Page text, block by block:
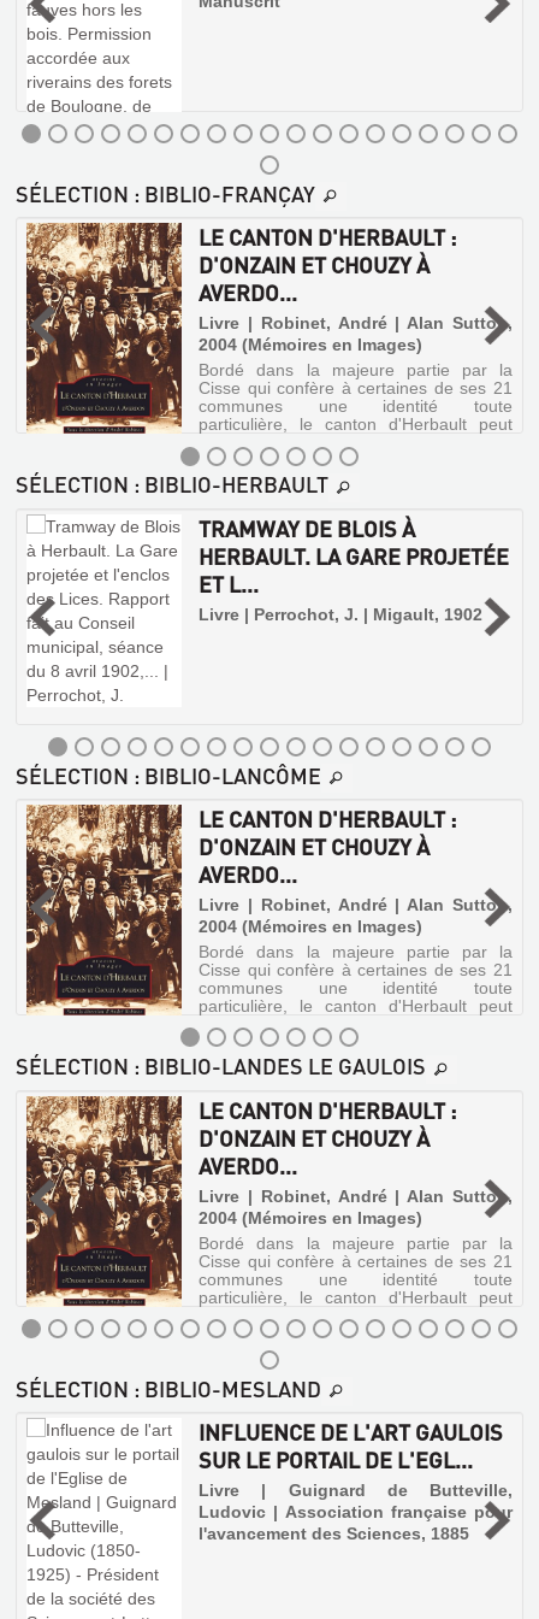
PENSÉE
Livre
|
Robinet,
André
1973
Essais)
LE
LANGAGE
À
L'ÂGE
CLASSIQUE
Livre
|
Robinet,
André
|
Klincksieck,
1978
(Horizons
du
langage)
Peut-
d'un
mot,
deux
qui
se
sont
écoulés
en
s'interrogeant
sur
le
mot
?
Pour
ce
faudrait
le
fin
mot
du
mot.
Signe
d'une
idée,
mais
de
quelle
origine
et
de
nature
est
idée
?
Le
lan...
COMMUNES
DE
FRANCE
:
DICTIONNAIRE
Livre
|
Poitou,
Christian
|
CNRS
Editions,
1997
(Coll.
Paroisses
et
communes
France)
LOIR-
ET-
CHER,
L'ART
ET
NATURE
DE
SES
291
COMMUN...
Livre
|
La
Torre,
Michel
de
1985
de
l'Art
et
de
la
nature)
(CURIEUX)
PORTANT
PERMISSION
DE
DISPOSER
DE
...
Manuscrit
VEILLÉES
DE
TOURAINE
Livre
|
Mahon,
Alfred
|
H
Oudin,
1884
Saint-
Antoine
du
Rocher
;
La
Tour
de
Cordouan
;
Mook
nous
à
la
chasse
trésors.
belles
de
la
région
remontent
à
la
Renaissance,
mais
loin
d'être
figées
dans
montures,
elles
ont
su
sortir
du
cadre
pour
plaire
aux
temps
présents.
A
LES
MYSTÈRES
DU
LOIR-
ET-
CHER
:
[HISTOIRES
Livre
|
Audoux,
Pascal
|
De
Borée,
2015
(Histoire
et
documents)
Un
recueil
d'événements
destins
de
lieux
insolites
mais
également
d'affaires
criminelles
pour
découvrir
la
richesse
Livre
|
Bénard,
Daniel
|
Alan
2002
(Mémoire
en
images)
De
Menars
aux
Grouets
et
des
faubourgs
de
Blois
à
Chapelle-
Vendômoise,
deux
auteurs
nous
emmènent
à
la
découverte
des
villages
des
environs
Blois,
sur
la
droite
de
la
Loire.
MÉMOIRES
DE
SOCIÉTÉ
DES
SCIENCES
ET
LETTRES
DE
...
Livre
|
SÉLECTION : BIBLIO-FRANÇAY
LE CANTON D'HERBAULT :
D'ONZAIN ET CHOUZY À
AVERDO...
Livre | Robinet, André | Alan Sutton,
2004 (Mémoires en Images)
Bordé dans la majeure partie par la
Cisse qui confère à certaines de ses 21
communes une identité toute
particulière, le canton d'Herbault peut
tout autant se diviser en trois ensembles
géographiquement, historiquement et
architec...
LE
CANTON
D'HERBAULT
:
D'ONZAIN
ET
CHOUZY
À
Livre
|
André
|
Alan
Sutton,
2004
(Mémoires
en
Images)
Bordé
dans
majeure
partie
la
Cisse
qui
confère
à
certaines
de
ses
21
communes
une
identité
toute
particulière,
canton
d'Herbault
tout
autant
se
diviser
en
trois
ensembles
géographiquement,
historiquement
et
architec...
SÉLECTION : BIBLIO-HERBAULT
TRAMWAY DE BLOIS À
HERBAULT. LA GARE PROJETÉE
ET L...
Livre | Perrochot, J. | Migault, 1902
TRAMWAY
DE
BLOIS
À
HERBAULT.
LA
GARE
PROJETÉE
ET
L...
SÉLECTION : BIBLIO-LANCÔME
LE CANTON D'HERBAULT :
D'ONZAIN ET CHOUZY À
AVERDO...
Livre | Robinet, André | Alan Sutton,
2004 (Mémoires en Images)
Bordé dans la majeure partie par la
Cisse qui confère à certaines de ses 21
communes une identité toute
particulière, le canton d'Herbault peut
tout autant se diviser en trois ensembles
géographiquement, historiquement et
architec...
LE
CANTON
D'HERBAULT
:
D'ONZAIN
ET
CHOUZY
À
AVERDO...
Livre
Robinet,
André
|
Alan
Sutton,
2004
(Mémoires
en
Images)
Bordé
dans
la
SÉLECTION : BIBLIO-LANDES LE GAULOIS
LE CANTON D'HERBAULT :
D'ONZAIN ET CHOUZY À
AVERDO...
Livre | Robinet, André | Alan Sutton,
2004 (Mémoires en Images)
Bordé dans la majeure partie par la
Cisse qui confère à certaines de ses 21
communes une identité toute
particulière, le canton d'Herbault peut
tout autant se diviser en trois ensembles
géographiquement, historiquement et
architec...
LE
CANTON
D'HERBAULT
:
D'ONZAIN
ET
CHOUZY
À
AVERDO...
SÉLECTION : BIBLIO-MESLAND
INFLUENCE DE L'ART GAULOIS
SUR LE PORTAIL DE L'EGL...
Livre | Guignard de Butteville,
Ludovic | Association française pour
l'avancement des Sciences, 1885